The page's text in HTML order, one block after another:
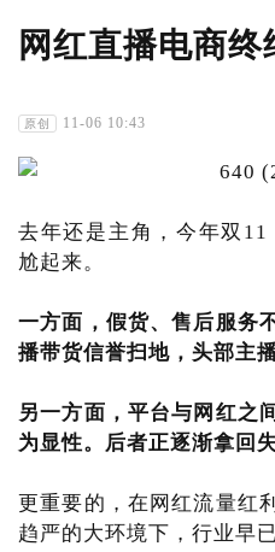
网红直播电商
原创 11-06 10:43
去年还是主角，今年双
尬起来。
一方面，假货、售后服务
播带货信誉扫地，头部主
另一方面，平台与网红之
为显性。后者正逐渐拿回
更重要的，在网红流量红
趋严的大环境下，行业早